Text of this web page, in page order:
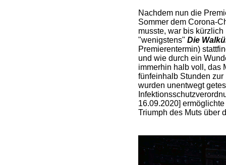
Nachdem nun die
Sommer dem Corona-
musste, war bis
"wenigstens" Die
Premierentermin)
und wie durch ein
immerhin halb voll, das
fünfeinhalb Stunden
wurden unentwegt
16.09.2020]
Triumph des Muts über